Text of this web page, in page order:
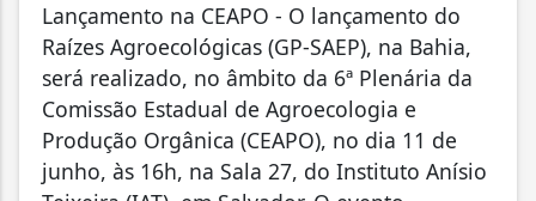
Lançamento na CEAPO - O lançamento do
Raízes Agroecológicas (GP-SAEP), na Bahia,
será realizado, no âmbito da 6ª Plenária da
Comissão Estadual de Agroecologia e
Produção Orgânica (CEAPO), no dia 11 de
junho, às 16h, na Sala 27, do Instituto Anísio